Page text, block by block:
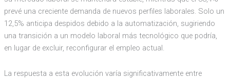
prevé una creciente demanda de nuevos perfiles laborales. Solo un
12,5% anticipa despidos debido a la automatización, sugiriendo
una transición a un modelo laboral más tecnológico que podría,
en lugar de excluir, reconfigurar el empleo actual.
La respuesta a esta evolución varía significativamente entre